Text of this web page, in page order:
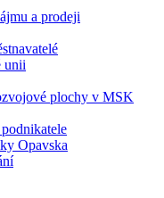
a prodeji
unii
plochy v MSK
Opavska